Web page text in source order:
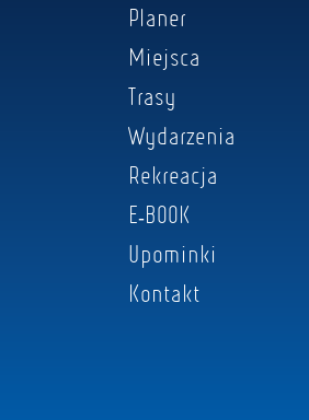
Planer
Miejsca
Trasy
Wydarzenia
Rekreacja
E-BOOK
Upominki
Kontakt